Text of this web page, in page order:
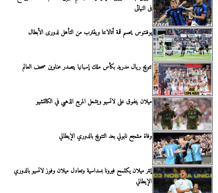
فى النهائى
يوفنتوس يحسم قمة أتالانتا ويقترب من التأهل لدورى الأبطال
تتويج ريال مدريد بكأس ملك إسبانيا يتصدر عناوين صحف العالم
ميلان يتفوق على لاتسيو ويشعل المربع الذهبي في الكالتشيو
وفاة مشجع نابولي بعد التتويج بالدوري الإيطالي
إنتر ميلان يكتسح فيرونا بسداسية وتعادل ميلان وفوز لاتسيو بالدوري
الإيطالي